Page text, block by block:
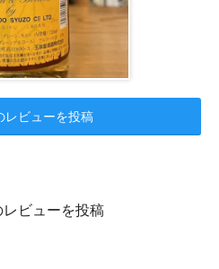
レビューを投稿
レビューを投稿